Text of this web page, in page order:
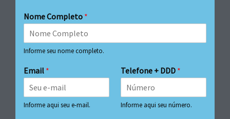
Nome Completo *
Informe seu nome completo.
Email *
Informe aqui seu e-mail.
Telefone + DDD *
Informe aqui seu número.